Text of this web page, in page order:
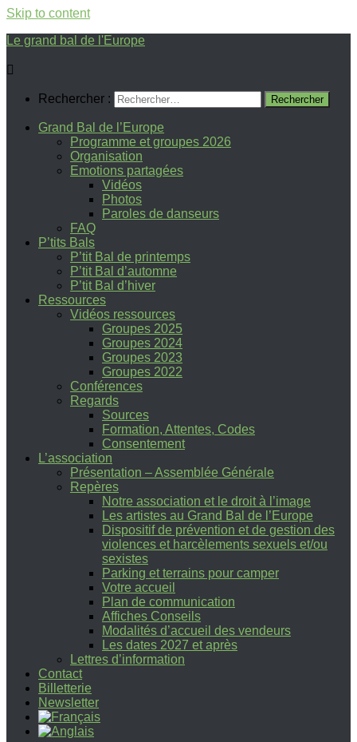
Skip to content
Le grand bal de l'Europe
Rechercher :
Grand Bal de l’Europe
Programme et groupes 2026
Organisation
Emotions partagées
Vidéos
Photos
Paroles de danseurs
FAQ
P’tits Bals
P’tit Bal de printemps
P’tit Bal d’automne
P’tit Bal d’hiver
Ressources
Vidéos ressources
Groupes 2025
Groupes 2024
Groupes 2023
Groupes 2022
Conférences
Regards
Sources
Formation, Attentes, Codes
Consentement
L’association
Présentation – Assemblée Générale
Repères
Notre association et le droit à l’image
Les artistes au Grand Bal de l’Europe
Dispositif de prévention et de gestion des
violences et harcèlements sexuels et/ou
sexistes
Parking et terrains pour camper
Votre accueil
Plan de communication
Affiches Conseils
Modalités d’accueil des vendeurs
Les dates 2027 et après
Lettres d’information
Contact
Billetterie
Newsletter